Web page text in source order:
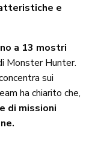
e
a 13 mostri
Monster Hunter.
sui
ha chiarito che,
di missioni